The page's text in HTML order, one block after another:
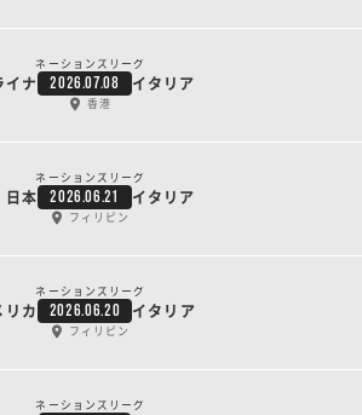
ネーションズリーグ
イナ 2026.07.08 イタリア
香港
ネーションズリーグ
日本 2026.06.21 イタリア
フィリピン
ネーションズリーグ
リカ 2026.06.20 イタリア
フィリピン
ネーションズリーグ